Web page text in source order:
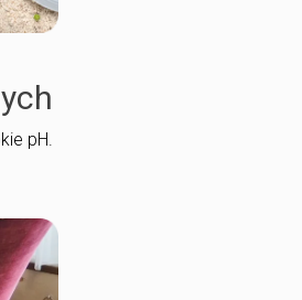
pH.